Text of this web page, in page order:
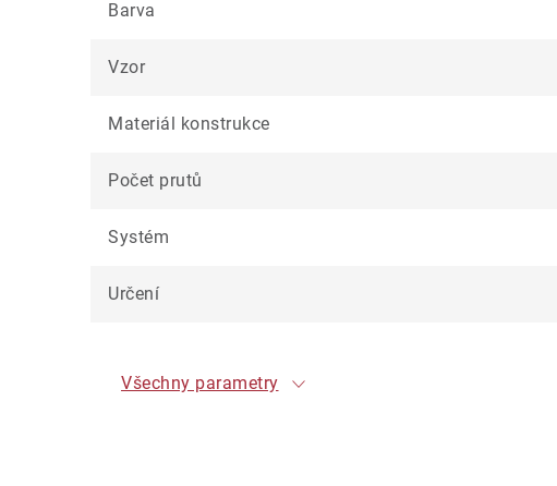
Barva
Vzor
Materiál konstrukce
Počet prutů
Systém
Určení
Všechny parametry